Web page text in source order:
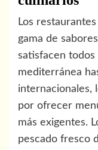
Los
gama de
satisfacen todos
mediterránea
internacionales,
por ofrecer
más exigentes.
pescado fresco